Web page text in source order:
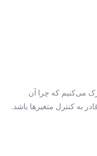
می‌کنیم که چرا آن
به کنترل متغیرها باشد.